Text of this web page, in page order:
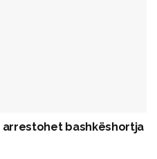
arrestohet bashkëshortja